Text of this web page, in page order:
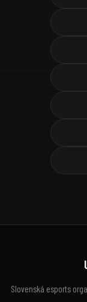
Slovenská esports